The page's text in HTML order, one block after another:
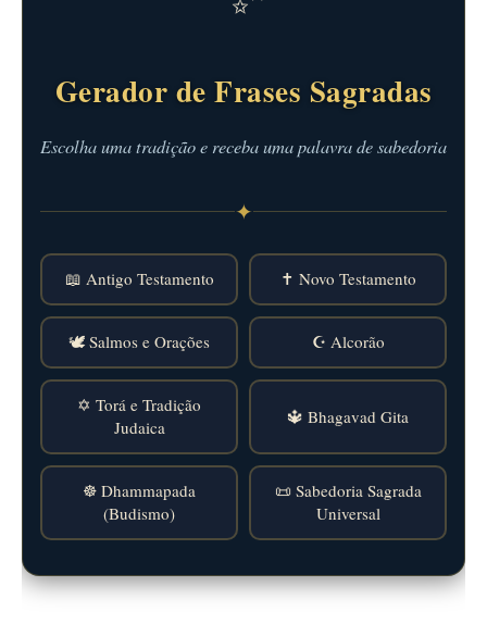
Gerador de Frases Sagradas
Escolha uma tradição e receba uma palavra de sabedoria
✦
📖 Antigo Testamento ✝️ Novo Testamento
🕊️ Salmos e Orações ☪️ Alcorão
✡️ Torá e Tradição
Judaica
🔱 Bhagavad Gita
☸️ Dhammapada
(Budismo)
📜 Sabedoria Sagrada
Universal